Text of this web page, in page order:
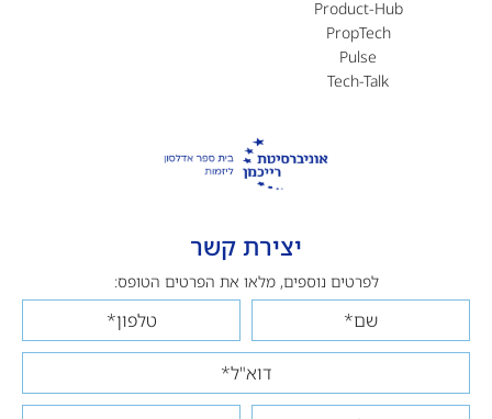
Product-Hub
PropTech
Pulse
Tech-Talk
יצירת קשר
לפרטים נוספים, מלאו את הפרטים הטופס: